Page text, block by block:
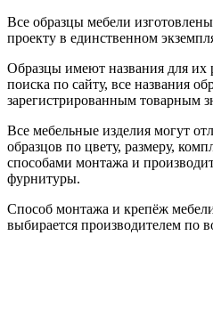
Все образцы мебели
проекту в единственном
Образцы имеют названия для их
поиска по сайту, все названия
зарегистрированным товарным
Все мебельные изделия могут
образцов по цвету, размеру,
способами монтажа и
фурнитуры.
Способ монтажа и крепёж
выбирается производителем по